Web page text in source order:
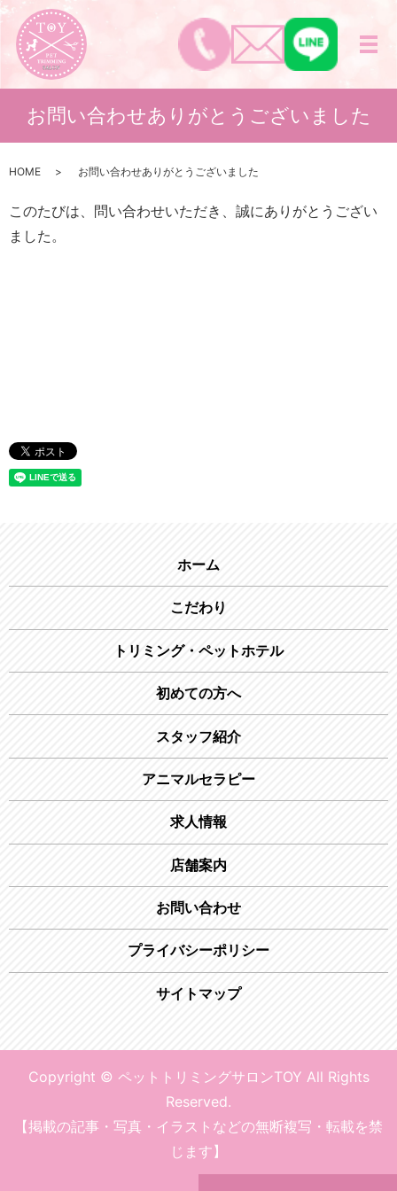
メ
お問い合わせありがとうございました
HOME お問い合わせありがとうございました
このたびは、問い合わせいただき、誠にありがとうござい
ました。
ホーム
こだわり
トリミング・ペットホテル
初めての方へ
スタッフ紹介
アニマルセラピー
求人情報
店舗案内
お問い合わせ
プライバシーポリシー
サイトマップ
Copyright © ペットトリミングサロンTOY All Rights
Reserved.
【掲載の記事・写真・イラストなどの無断複写・転載を禁
じます】